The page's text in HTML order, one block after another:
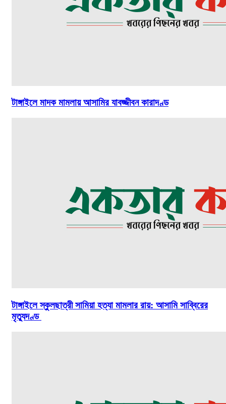
টাঙ্গাইলে মাদক মামলায় আসামির যাবজ্জীবন কারাদণ্ড
টাঙ্গাইলে স্কুলছাত্রী সামিয়া হত্যা মামলার রায়: আসামি সাব্বিরের
মৃত্যুদণ্ড